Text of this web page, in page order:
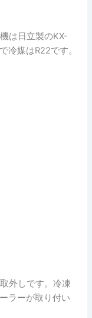
は日立製のKX-
冷媒はR22です。
外しです。冷凍
ラーが取り付い